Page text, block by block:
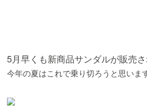
5月早くも新商品サンダルが販売
今年の夏はこれで乗り切ろうと思いま